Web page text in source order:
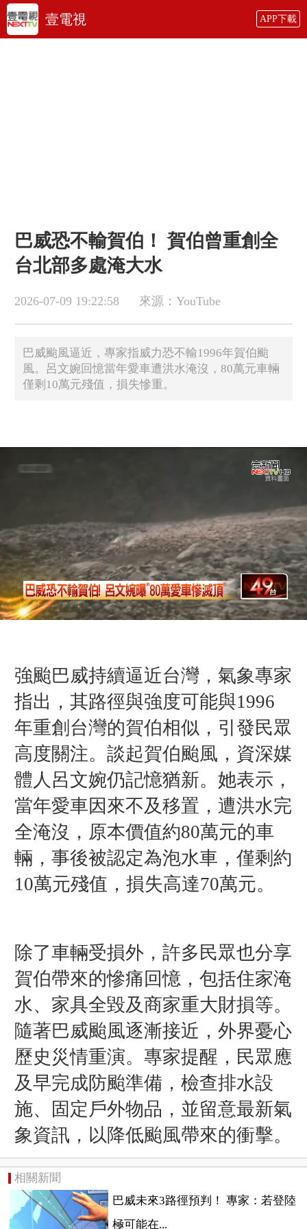
壹電視 APP下載
巴威恐不輸賀伯！ 賀伯曾重創全
台北部多處淹大水
2026-07-09 19:22:58 來源：YouTube
巴威颱風逼近，專家指威力恐不輸1996年賀伯颱
風。呂文婉回憶當年愛車遭洪水淹沒，80萬元車輛
僅剩10萬元殘值，損失慘重。
強颱巴威持續逼近台灣，氣象專家
指出，其路徑與強度可能與1996
年重創台灣的賀伯相似，引發民眾
高度關注。談起賀伯颱風，資深媒
體人呂文婉仍記憶猶新。她表示，
當年愛車因來不及移置，遭洪水完
全淹沒，原本價值約80萬元的車
輛，事後被認定為泡水車，僅剩約
10萬元殘值，損失高達70萬元。
除了車輛受損外，許多民眾也分享
賀伯帶來的慘痛回憶，包括住家淹
水、家具全毀及商家重大財損等。
隨著巴威颱風逐漸接近，外界憂心
歷史災情重演。專家提醒，民眾應
及早完成防颱準備，檢查排水設
施、固定戶外物品，並留意最新氣
象資訊，以降低颱風帶來的衝擊。
相關新聞
巴威未來3路徑預判！ 專家：若登陸
極可能在...